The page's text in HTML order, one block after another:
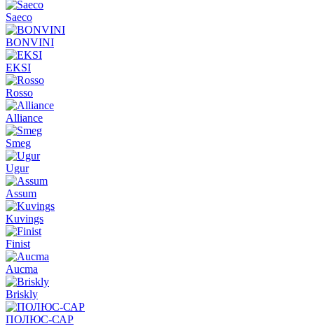
Saeco
BONVINI
EKSI
Rosso
Alliance
Smeg
Ugur
Assum
Kuvings
Finist
Aucma
Briskly
ПОЛЮС-САР